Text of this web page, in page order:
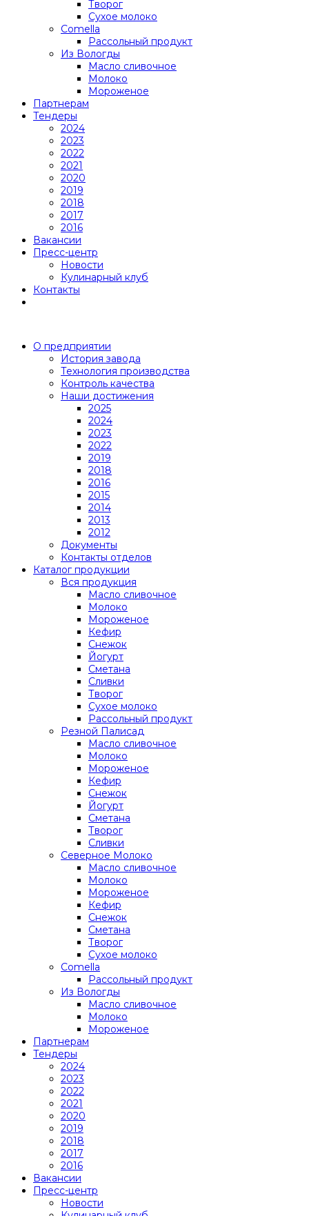
Творог
Сухое молоко
Comеlla
Рассольный продукт
Из Вологды
Масло сливочное
Молоко
Мороженое
Партнерам
Тендеры
2024
2023
2022
2021
2020
2019
2018
2017
2016
Вакансии
Пресс-центр
Новости
Кулинарный клуб
Контакты
О предприятии
История завода
Технология производства
Контроль качества
Наши достижения
2025
2024
2023
2022
2019
2018
2016
2015
2014
2013
2012
Документы
Контакты отделов
Каталог продукции
Вся продукция
Масло сливочное
Молоко
Мороженое
Кефир
Снежок
Йогурт
Сметана
Сливки
Творог
Сухое молоко
Рассольный продукт
Резной Палисад
Масло сливочное
Молоко
Мороженое
Кефир
Снежок
Йогурт
Сметана
Творог
Сливки
Северное Молоко
Масло сливочное
Молоко
Мороженое
Кефир
Снежок
Сметана
Творог
Сухое молоко
Comеlla
Рассольный продукт
Из Вологды
Масло сливочное
Молоко
Мороженое
Партнерам
Тендеры
2024
2023
2022
2021
2020
2019
2018
2017
2016
Вакансии
Пресс-центр
Новости